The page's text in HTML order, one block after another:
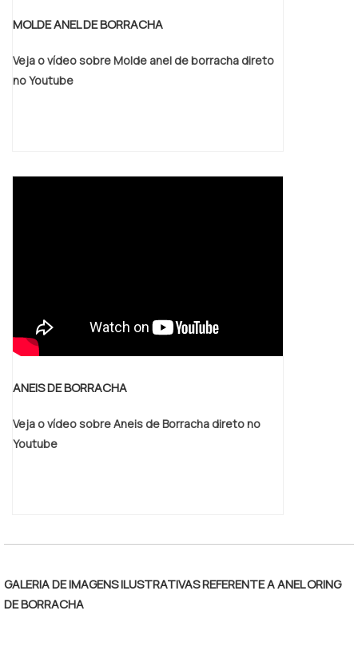
MOLDE ANEL DE BORRACHA
Veja o vídeo sobre Molde anel de borracha direto
no Youtube
ANEIS DE BORRACHA
Veja o vídeo sobre Aneis de Borracha direto no
Youtube
GALERIA DE IMAGENS ILUSTRATIVAS REFERENTE A ANEL ORING
DE BORRACHA